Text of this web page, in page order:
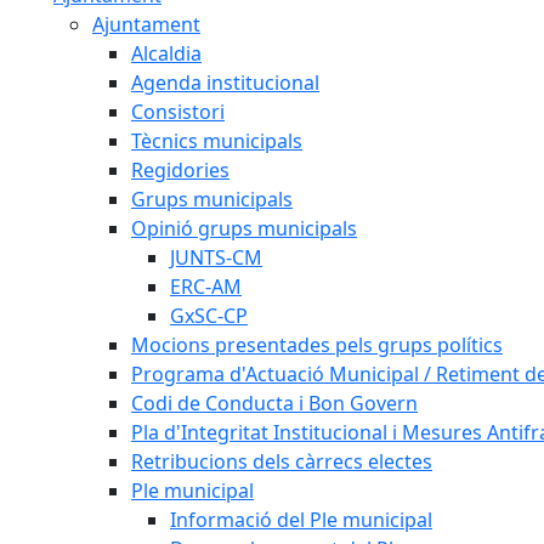
Ajuntament
Alcaldia
Agenda institucional
Consistori
Tècnics municipals
Regidories
Grups municipals
Opinió grups municipals
JUNTS-CM
ERC-AM
GxSC-CP
Mocions presentades pels grups polítics
Programa d'Actuació Municipal / Retiment
Codi de Conducta i Bon Govern
Pla d'Integritat Institucional i Mesures
Retribucions dels càrrecs electes
Ple municipal
Informació del Ple municipal